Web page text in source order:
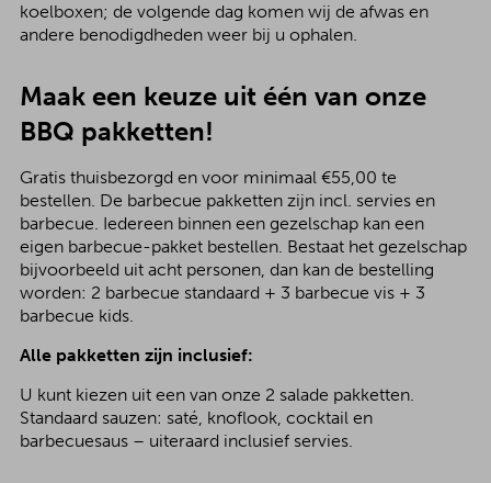
koelboxen; de volgende dag komen wij de afwas en
andere benodigdheden weer bij u ophalen.
Maak een keuze uit één van onze
BBQ pakketten!
Gratis thuisbezorgd en voor minimaal €55,00 te
bestellen. De barbecue pakketten zijn incl. servies en
barbecue. Iedereen binnen een gezelschap kan een
eigen barbecue-pakket bestellen. Bestaat het gezelschap
bijvoorbeeld uit acht personen, dan kan de bestelling
worden: 2 barbecue standaard + 3 barbecue vis + 3
barbecue kids.
Alle pakketten zijn inclusief:
U kunt kiezen uit een van onze 2 salade pakketten.
Standaard sauzen: saté, knoflook, cocktail en
barbecuesaus – uiteraard inclusief servies.